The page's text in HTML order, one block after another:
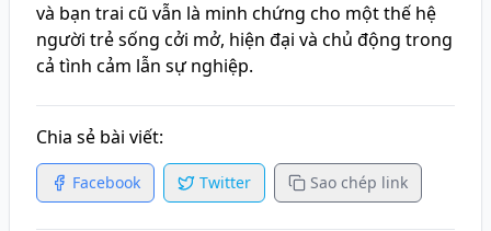
và bạn trai cũ vẫn là minh chứng cho một thế hệ
người trẻ sống cởi mở, hiện đại và chủ động trong
cả tình cảm lẫn sự nghiệp.
Chia sẻ bài viết:
Facebook Twitter Sao chép link